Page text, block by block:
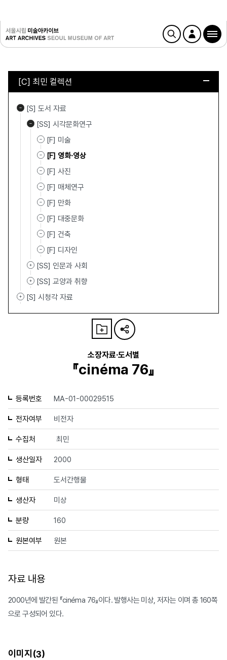
[C] 최민 컬렉션
[S] 도서 자료
[SS] 시각문화연구
[F] 미술
[F] 영화·영상
[F] 사진
[F] 매체연구
[F] 만화
[F] 대중문화
[F] 건축
[F] 디자인
[SS] 인문과 사회
[SS] 교양과 취향
[S] 시청각 자료
소장자료·도서별
『cinéma 76』
등록번호 MA-01-00029515
전자여부 비전자
수집처 최민
생산일자 2000
형태 도서간행물
생산자 미상
분량 160
원본여부 원본
자료 내용
2000년에 발간된 『cinéma 76』이다. 발행사는 미상, 저자는 이며 총 160쪽
으로 구성되어 있다.
이미지(3)